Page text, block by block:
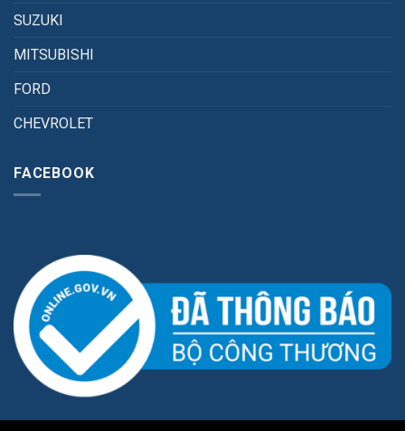
SUZUKI
MITSUBISHI
FORD
CHEVROLET
FACEBOOK